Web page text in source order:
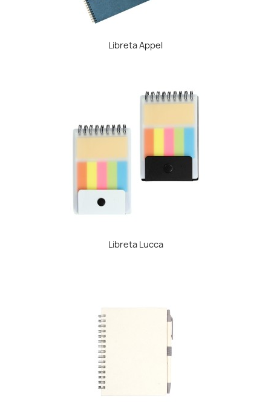
Libreta Appel
Libreta Lucca